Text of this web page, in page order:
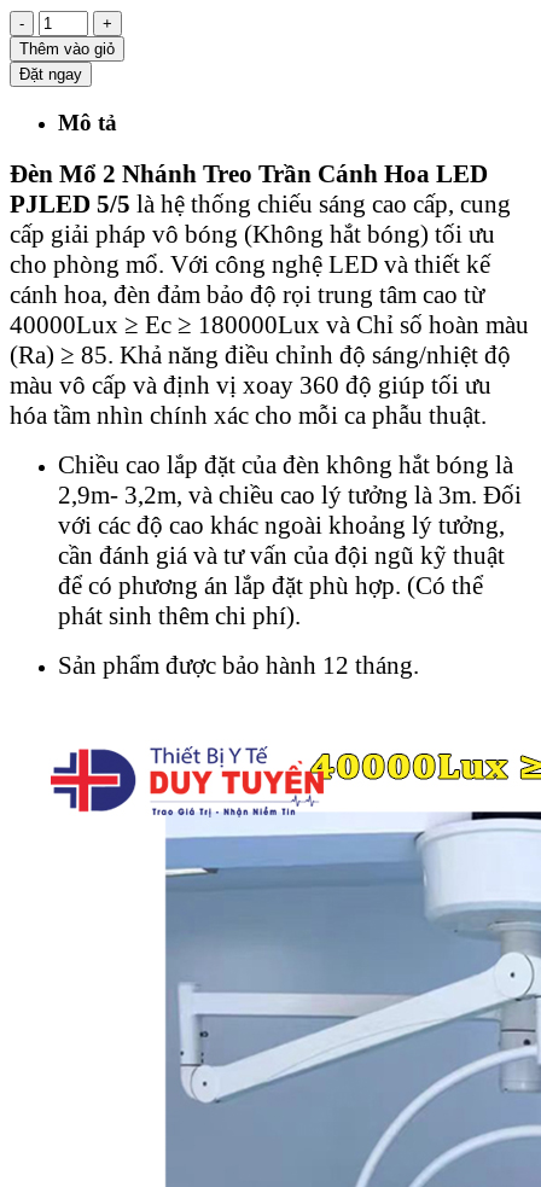
-
+
Thêm vào giỏ
Đặt ngay
Mô tả
Đèn Mổ 2 Nhánh Treo Trần Cánh Hoa LED
PJLED 5/5 là hệ thống chiếu sáng cao cấp, cung
cấp giải pháp vô bóng (Không hắt bóng) tối ưu
cho phòng mổ. Với công nghệ LED và thiết kế
cánh hoa, đèn đảm bảo độ rọi trung tâm cao từ
40000Lux ≥ Ec ≥ 180000Lux và Chỉ số hoàn màu
(Ra) ≥ 85. Khả năng điều chỉnh độ sáng/nhiệt độ
màu vô cấp và định vị xoay 360 độ giúp tối ưu
hóa tầm nhìn chính xác cho mỗi ca phẫu thuật.
Chiều cao lắp đặt của đèn không hắt bóng là
2,9m- 3,2m, và chiều cao lý tưởng là 3m. Đối
với các độ cao khác ngoài khoảng lý tưởng,
cần đánh giá và tư vấn của đội ngũ kỹ thuật
để có phương án lắp đặt phù hợp. (Có thể
phát sinh thêm chi phí).
Sản phẩm được bảo hành 12 tháng.